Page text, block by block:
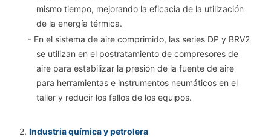
mismo tiempo, mejorando la eficacia de la utilización
de la energía térmica.
- En el sistema de aire comprimido, las series DP y BRV2
se utilizan en el postratamiento de compresores de
aire para estabilizar la presión de la fuente de aire
para herramientas e instrumentos neumáticos en el
taller y reducir los fallos de los equipos.
2. Industria química y petrolera